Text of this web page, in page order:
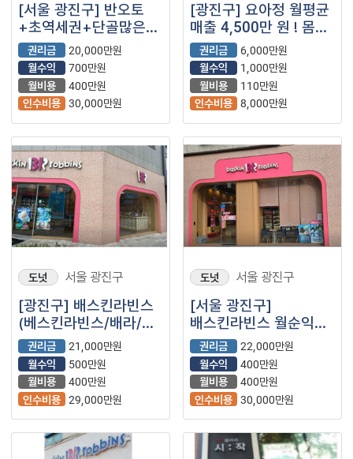
[서울 광진구] 반오토
+초역세권+단골많은
안정적 자리잡힌
배스킨라빈스 매장을
소개합니다.
권리금
20,000만원
월수익
700만원
월비용
400만원
인수비용 30,000만원
[광진구] 요아정 월평균
매출 4,500만 원 ! 몸만
들어와서 바로 운영하는
고수익 매장 양도
권리금
6,000만원
월수익
1,000만원
월비용
110만원
인수비용 8,000만원
도넛 서울 광진구
[광진구] 배스킨라빈스
(베스킨라빈스/배라/
베라/아이스크림/
프랜차이즈)
권리금
21,000만원
월수익
500만원
월비용
400만원
인수비용 29,000만원
도넛 서울 광진구
[서울 광진구]
배스킨라빈스 월순익
400+@ 풀오토
소자본창업
권리금
22,000만원
월수익
400만원
월비용
400만원
인수비용 30,000만원